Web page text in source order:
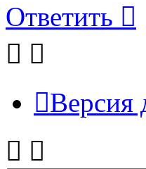
Ответить
Версия